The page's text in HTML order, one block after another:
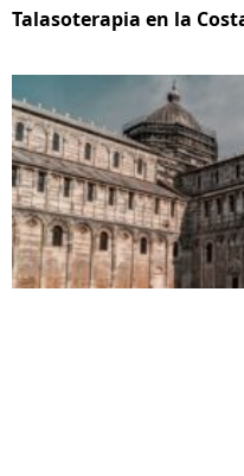
Talasoterapia en la